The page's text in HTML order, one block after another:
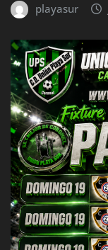
playasur